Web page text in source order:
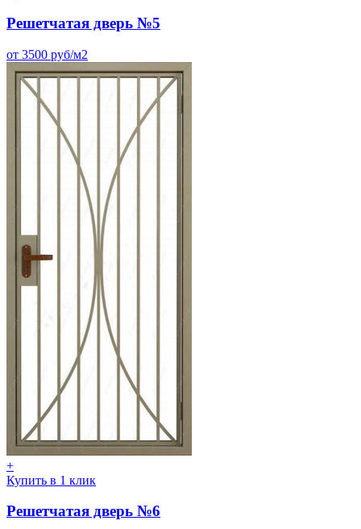
Решетчатая дверь №5
от 3500 руб/м2
+
Купить в 1 клик
Решетчатая дверь №6